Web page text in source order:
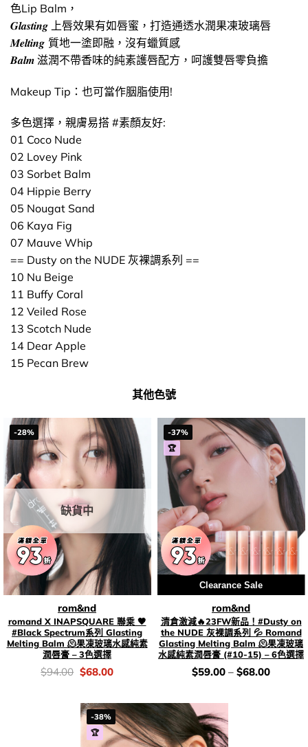
色Lip Balm，
𝑮𝒍𝒂𝒔𝒕𝒊𝒏𝒈 上唇效果有如唇蜜，打造通透水潤果凍玻璃唇
𝑴𝒆𝒍𝒕𝒊𝒏𝒈 質地一塗即融，沒有蠟質感
𝑩𝒂𝒍𝒎 滋潤不帶香味的純素護唇配方，呵護雙唇零負擔
Makeup Tip：也可當作胭脂使用!
多色選擇，親膚易搭 #素顏友好:
01 Coco Nude
02 Lovey Pink
03 Sorbet Balm
04 Hippie Berry
05 Nougat Sand
06 Kaya Fig
07 Mauve Whip
== Dusty on the NUDE 灰裸調系列 ==
10 Nu Beige
11 Buffy Coral
12 Veiled Rose
13 Scotch Nude
14 Dear Apple
15 Pecan Brew
其他色號
-28%
缺貨中
rom&nd
romand X INAPSQUARE 聯乘 🖤
#Black Spectrum系列 Glasting
Melting Balm 🫠果凍玻璃水感純素
潤唇膏 – 3色選擇
價
錢：
$94.00 Original
price
$94.00.
$68.00Current
$68.00.
-37%
🏆
Clearance Sale
rom&nd
清倉激減🔥23FW新品！#Dusty on
the NUDE 灰裸調系列 💦 Romand
Glasting Melting Balm 🫠果凍玻璃
水感純素潤唇膏 (#10-15) – 6色選擇
價
錢：
$59.00 – $68.00
-38%
🏆